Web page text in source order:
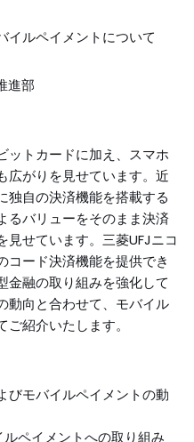
イルペイメントについて
進部
ットカードに加え、スマホ
広がりを見せています。近
独自の決済機能を搭載する
るバリューをそのまま決済
せています。三菱UFJニコ
コード決済機能を提供でき
金融の取り組みを強化して
動向と合わせて、モバイル
紹介いたします。
びモバイルペイメントの動
ルペイメントへの取り組み